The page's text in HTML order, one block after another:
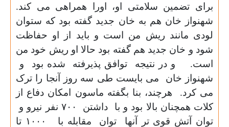
برای تضمین سلامتی او، اورا همراهی می کند.
شهنواز خان هم به خان جدید گفته بود که ستوان
لودی مانند ریش من است و باید از او حفاظت
شود و خان جدید هم گفته بود حالا او ریش خود من
است. و در نتیجه توافق پذیرفته شده بود و
شهنواز خان می بایست طی سه روز آنجا را ترک
می کرد. هرچند، بنا بگفته ماسون امکان دفاع از
کلات همچنان بالا بود و با داشتن
۷۰۰ نفر نیرو و
توان آتش قوی تر آنها توان مقابله با
۱۰۰۰ تا